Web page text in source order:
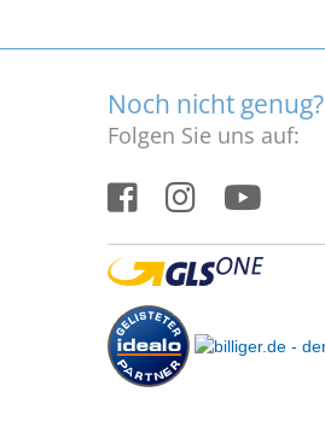
Noch nicht genug?
Folgen Sie uns auf: